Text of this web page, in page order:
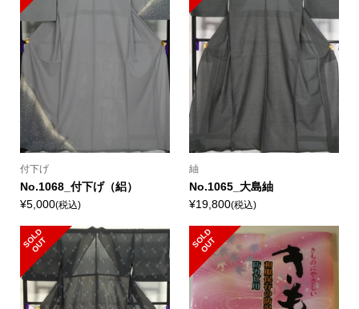
付下げ
No.1068_付下げ（絽）
¥5,000(税込)
紬
No.1065_大島紬
¥19,800(税込)
S
O
L
D
O
U
T S
O
L
D
O
U
T